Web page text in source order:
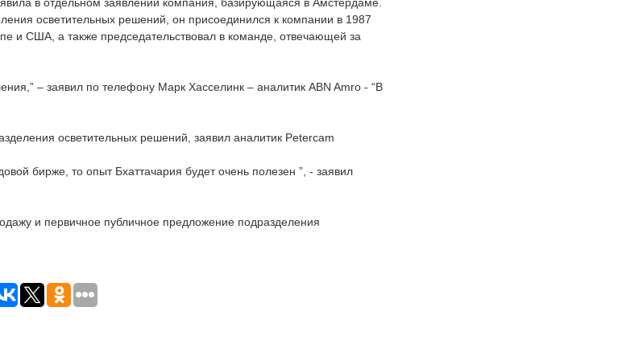
осветительных решений, он присоединился к компании в 1987
и США, а также председательствовал в команде, отвечающей за
– заявил по телефону Марк Хасселинк – аналитик ABN Amro - “В
осветительных решений, заявил аналитик Petercam
бирже, то опыт Бхаттачария будет очень полезен ”, - заявил
и первичное публичное предложение подразделения